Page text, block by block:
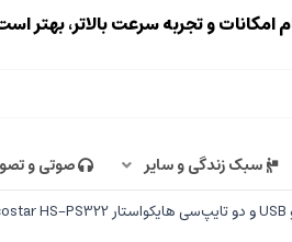
امکانات و تجربه سرعت بالاتر،
سبک زندگی و سایر صوتی و